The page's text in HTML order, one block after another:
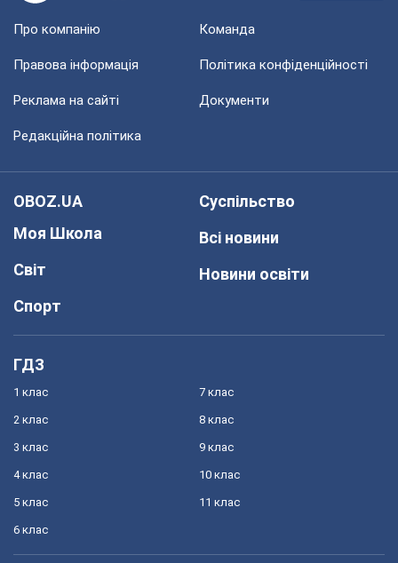
Про компанію Команда
Правова інформація Політика конфіденційності
Реклама на сайті Документи
Редакційна політика
OBOZ.UA
Моя Школа
Світ
Спорт
Суспільство
Всі новини
Новини освіти
ГДЗ
1 клас
2 клас
3 клас
4 клас
5 клас
6 клас
7 клас
8 клас
9 клас
10 клас
11 клас